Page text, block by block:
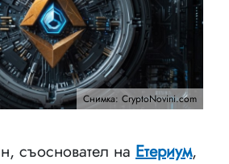
Снимка: CryptoNovini.com
съосновател на Етериум,